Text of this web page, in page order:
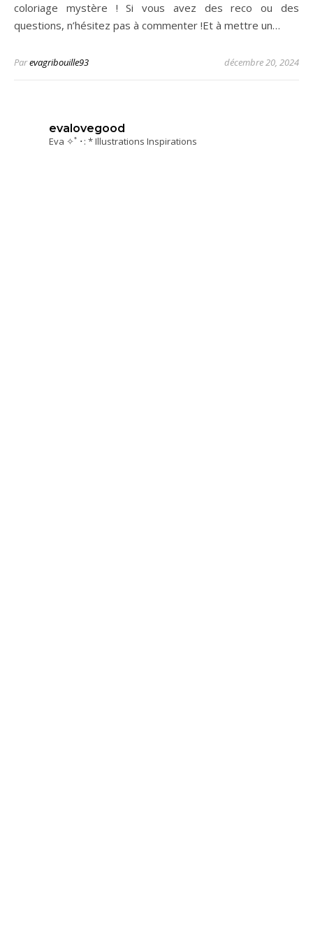
coloriage mystère ! Si vous avez des reco ou des
questions, n’hésitez pas à commenter !Et à mettre un…
Parevagribouille93 décembre 20, 2024
evalovegood
Eva ✧ﾟ･: * Illustrations Inspirations